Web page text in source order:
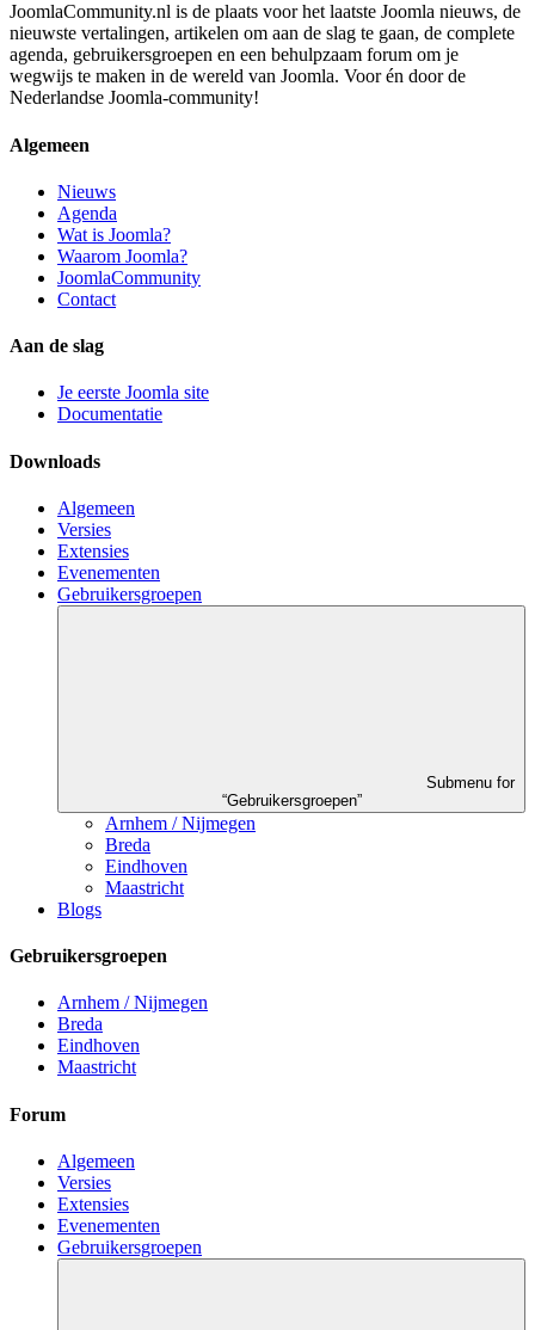
JoomlaCommunity.nl is de plaats voor het laatste Joomla nieuws, de
nieuwste vertalingen, artikelen om aan de slag te gaan, de complete
agenda, gebruikersgroepen en een behulpzaam forum om je
wegwijs te maken in de wereld van Joomla. Voor én door de
Nederlandse Joomla-community!
Algemeen
Nieuws
Agenda
Wat is Joomla?
Waarom Joomla?
JoomlaCommunity
Contact
Aan de slag
Je eerste Joomla site
Documentatie
Downloads
Algemeen
Versies
Extensies
Evenementen
Gebruikersgroepen
Submenu for
“Gebruikersgroepen”
Arnhem / Nijmegen
Breda
Eindhoven
Maastricht
Blogs
Gebruikersgroepen
Arnhem / Nijmegen
Breda
Eindhoven
Maastricht
Forum
Algemeen
Versies
Extensies
Evenementen
Gebruikersgroepen